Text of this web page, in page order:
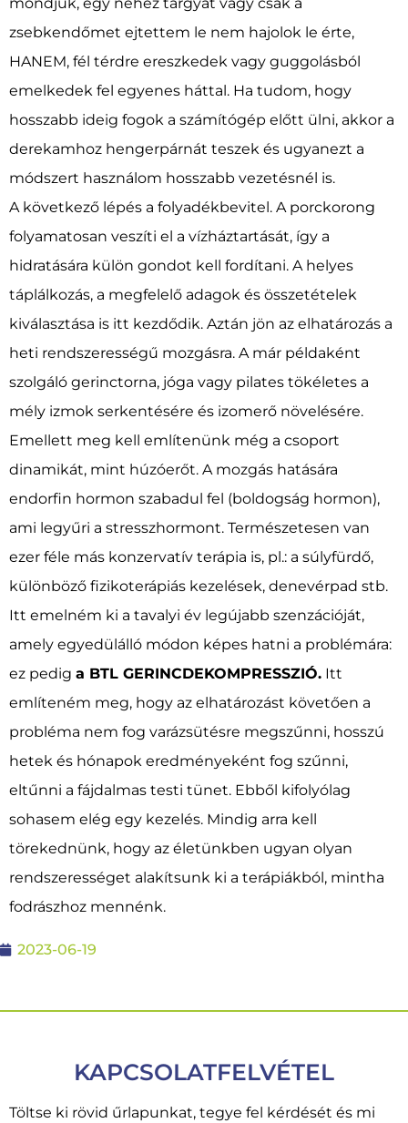
zsebkendőmet ejtettem le nem hajolok le érte,
HANEM, fél térdre ereszkedek vagy guggolásból
emelkedek fel egyenes háttal. Ha tudom, hogy
hosszabb ideig fogok a számítógép előtt ülni, akkor a
derekamhoz hengerpárnát teszek és ugyanezt a
módszert használom hosszabb vezetésnél is.
A következő lépés a folyadékbevitel. A porckorong
folyamatosan veszíti el a vízháztartását, így a
hidratására külön gondot kell fordítani. A helyes
táplálkozás, a megfelelő adagok és összetételek
kiválasztása is itt kezdődik. Aztán jön az elhatározás a
heti rendszerességű mozgásra. A már példaként
szolgáló gerinctorna, jóga vagy pilates tökéletes a
mély izmok serkentésére és izomerő növelésére.
Emellett meg kell említenünk még a csoport
dinamikát, mint húzóerőt. A mozgás hatására
endorfin hormon szabadul fel (boldogság hormon),
ami legyűri a stresszhormont. Természetesen van
ezer féle más konzervatív terápia is, pl.: a súlyfürdő,
különböző fizikoterápiás kezelések, denevérpad stb.
Itt emelném ki a tavalyi év legújabb szenzációját,
amely egyedülálló módon képes hatni a problémára:
ez pedig a BTL GERINCDEKOMPRESSZIÓ. Itt
említeném meg, hogy az elhatározást követően a
probléma nem fog varázsütésre megszűnni, hosszú
hetek és hónapok eredményeként fog szűnni,
eltűnni a fájdalmas testi tünet. Ebből kifolyólag
sohasem elég egy kezelés. Mindig arra kell
törekednünk, hogy az életünkben ugyan olyan
rendszerességet alakítsunk ki a terápiákból, mintha
fodrászhoz mennénk.
2023-06-19
KAPCSOLATFELVÉTEL
Töltse ki rövid űrlapunkat, tegye fel kérdését és mi